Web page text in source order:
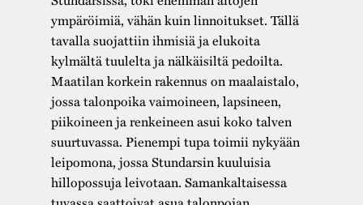
ympäröimiä, vähän kuin linnoitukset. Tällä
tavalla suojattiin ihmisiä ja elukoita
kylmältä tuulelta ja nälkäisiltä pedoilta.
Maatilan korkein rakennus on maalaistalo,
jossa talonpoika vaimoineen, lapsineen,
piikoineen ja renkeineen asui koko talven
suurtuvassa. Pienempi tupa toimii nykyään
leipomona, jossa Stundarsin kuuluisia
hillopossuja leivotaan. Samankaltaisessa